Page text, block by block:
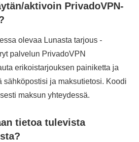
aktivoin PrivadoVPN-
olevaa Lunasta tarjous -
palvelun PrivadoVPN
erikoistarjouksen painiketta ja
sähköpostisi ja maksutietosi. Koodi
maksun yhteydessä.
tietoa tulevista